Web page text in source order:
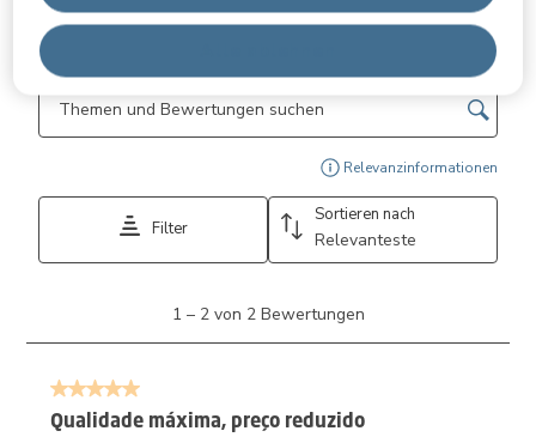
Suchthemen und Bewertungen Suchregion
Relevanzinformationen
Filter
Sortieren nach
Relevanteste
2
Bewertungen.
1 – 2 von 2 Bewertungen
5 von 5 Sternen.
Qualidade máxima, preço reduzido